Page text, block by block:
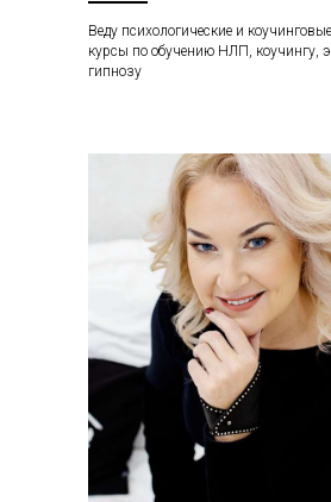
Веду психологические и
курсы по обучению НЛП, коучингу,
гипнозу